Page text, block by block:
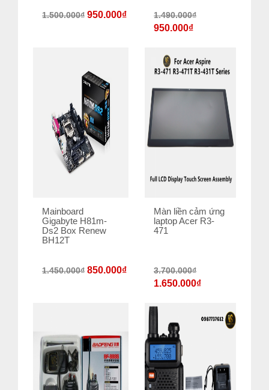
1.500.000₫ 950.000₫ 1.490.000₫
950.000₫
Mainboard
Gigabyte H81m-
Ds2 Box Renew
BH12T
1.450.000₫ 850.000₫
Màn liền cảm ứng
laptop Acer R3-
471
3.700.000₫
1.650.000₫